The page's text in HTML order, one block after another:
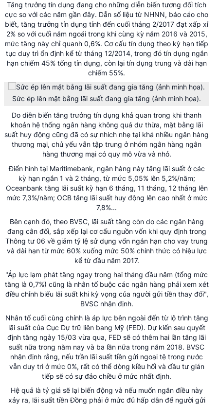
Tăng trưởng tín dụng đang cho những diễn biến tương đối tích
cực so với các năm gần đây. Dẫn số liệu từ NHNN, báo cáo cho
biết, tăng trưởng tín dụng tính đến cuối tháng 2/2017 đạt xấp xỉ
2% so với cuối năm ngoái trong khi cùng kỳ năm 2016 và 2015,
mức tăng này chỉ quanh 0,6%. Cơ cấu tín dụng theo kỳ hạn tiếp
tục duy trì ổn định kể từ tháng 12/2014, trong đó tín dụng ngắn
hạn chiếm 45% tổng tín dụng, còn lại tín dụng trung và dài hạn
chiếm 55%.
Sức ép lên mặt bằng lãi suất đang gia tăng (ảnh minh họa).
Do diễn biến tăng trưởng tín dụng khả quan trong khi thanh
khoản hệ thống ngân hàng không quá dư thừa, mặt bằng lãi
suất huy động cũng đã có sự nhích nhẹ tại khá nhiều ngân hàng
thương mại, chủ yếu vẫn tập trung ở nhóm ngân hàng ngân
hàng thương mại có quy mô vừa và nhỏ.
Điển hình tại Maritimebank, ngân hàng này tăng lãi suất ở các
kỳ hạn ngắn 1 và 2 tháng, từ mức 5,05% lên 5,2%/năm;
Oceanbank tăng lãi suất kỳ hạn 6 tháng, 11 tháng, 12 tháng lên
mức 7,3%/năm; OCB tăng lãi suất huy động lên cao nhất ở mức
7,8%...
Bên cạnh đó, theo BVSC, lãi suất tăng còn do các ngân hàng
đang cân đối, sắp xếp lại cơ cấu nguồn vốn khi quy định trong
Thông tư 06 về giảm tỷ lệ sử dụng vốn ngắn hạn cho vay trung
và dài hạn từ mức 60% xuống mức 50% chính thức có hiệu lực
kể từ đầu năm 2017.
"Áp lực lạm phát tăng ngay trong hai tháng đầu năm (tổng mức
tăng là 0,7%) cũng là nhân tố buộc các ngân hàng phải xem xét
điều chỉnh biểu lãi suất khi kỳ vọng của người gửi tiền thay đổi",
BVSC nhận định.
Nhân tố cuối cùng chính là áp lực bên ngoài đến từ lộ trình tăng
lãi suất của Cục Dự trữ liên bang Mỹ (FED). Dự kiến sau quyết
định tăng ngày 15/03 vừa qua, FED sẽ có thêm hai lần tăng lãi
suất nữa trong năm nay và ba lần nữa trong năm 2018. BVSC
nhận định rằng, nếu trần lãi suất tiền gửi ngoại tệ trong nước
vẫn duy trì ở mức 0%, rất có thể dòng kiều hối và đầu tư gián
tiếp sẽ có sự đảo chiều ở mức nhất định.
Hệ quả là tỷ giá sẽ lại biến động và nếu muốn ngăn điều này
xảy ra, lãi suất tiền Đồng phải ở mức đủ hấp dẫn để người gửi